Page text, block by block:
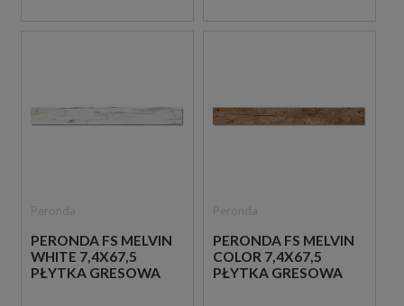
PERONDA FS MELVIN
WHITE 7,4X67,5
PŁYTKA GRESOWA
PERONDA FS MELVIN
COLOR 7,4X67,5
PŁYTKA GRESOWA